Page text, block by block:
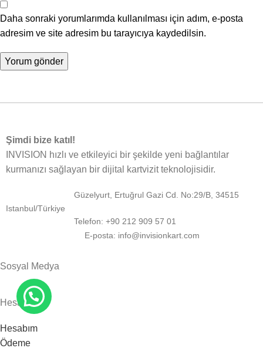
Daha sonraki yorumlarımda kullanılması için adım, e-posta
adresim ve site adresim bu tarayıcıya kaydedilsin.
Şimdi bize katıl!
INVISION hızlı ve etkileyici bir şekilde yeni bağlantılar
kurmanızı sağlayan bir dijital kartvizit teknolojisidir.
Güzelyurt, Ertuğrul Gazi Cd. No:29/B, 34515
Istanbul/Türkiye
Telefon: +90 212 909 57 01
E-posta: info@invisionkart.com
Sosyal Medya
Hesabım
Hesabım
Ödeme